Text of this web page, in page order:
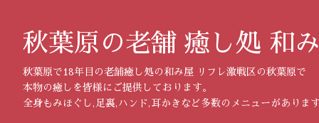
秋葉原の老舗 癒し処 和
秋葉原で18年目の老舗癒し処の和み屋 リフレ激戦区の秋葉原で
本物の癒しを皆様にご提供しております。
全身もみほぐし,足裏,ハンド,耳かきなど多数のメニューがあります